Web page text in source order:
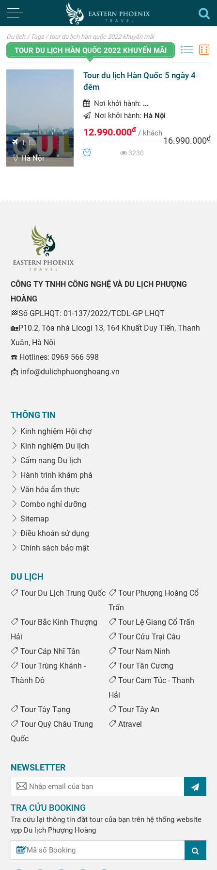
Du lịch / Tags / tour du lịch hàn quốc 2022 khuyến mãi
TOUR DU LỊCH HÀN QUỐC 2022 KHUYẾN MÃI
...
Hà Nội
Tour du lịch Hàn Quốc 5 ngày 4
đêm
Nơi khởi hành: ...
Nơi khởi hành: Hà Nội
12.990.000đ / khách
16.990.000đ
3230
CÔNG TY TNHH CÔNG NGHỆ VÀ DU LỊCH PHƯỢNG
HOÀNG
🏁Số GPLHQT: 01-137/2022/TCDL-GP LHQT
🏡P10.2, Tòa nhà Licogi 13, 164 Khuất Duy Tiến, Thanh
Xuân, Hà Nội
☎️ Hotlines: 0969 566 598
📩 info@dulichphuonghoang.vn
THÔNG TIN
Kinh nghiệm Hội chợ
Kinh nghiệm Du lịch
Cẩm nang Du lịch
Hành trình khám phá
Văn hóa ẩm thực
Combo nghỉ dưỡng
Sitemap
Điều khoản sử dụng
Chính sách bảo mật
DU LỊCH
Tour Du Lịch Trung Quốc
Tour Phượng Hoàng Cổ
Trấn
Tour Bắc Kinh Thượng
Hải
Tour Lệ Giang Cổ Trấn
Tour Cửu Trại Câu
Tour Cáp Nhĩ Tân
Tour Nam Ninh
Tour Trùng Khánh -
Thành Đô
Tour Tân Cương
Tour Cam Túc - Thanh
Hải
Tour Tây Tạng
Tour Tây An
Tour Quý Châu Trung
Quốc
Atravel
NEWSLETTER
TRA CỨU BOOKING
Tra cứu lại thông tin đặt tour của bạn trên hệ thống website
vpp Du lịch Phượng Hoàng